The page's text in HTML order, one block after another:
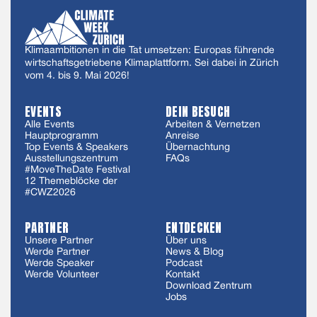
Klimaambitionen in die Tat umsetzen: Europas führende
wirtschaftsgetriebene Klimaplattform. Sei dabei in Zürich
vom 4. bis 9. Mai 2026!
EVENTS
Alle Events
Hauptprogramm
Top Events & Speakers
Ausstellungszentrum
#MoveTheDate Festival
12 Themeblöcke der
#CWZ2026
DEIN BESUCH
Arbeiten & Vernetzen
Anreise
Übernachtung
FAQs
PARTNER
Unsere Partner
Werde Partner
Werde Speaker
Werde Volunteer
ENTDECKEN
Über uns
News & Blog
Podcast
Kontakt
Download Zentrum
Jobs